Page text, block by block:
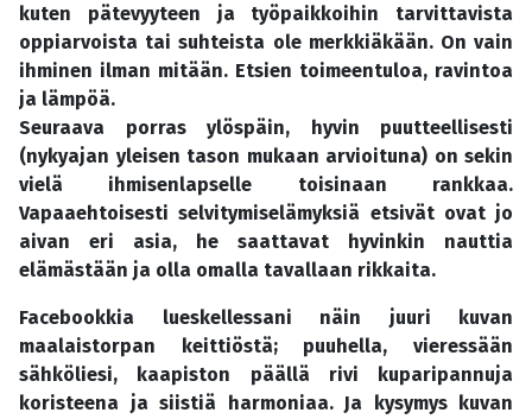
kuten pätevyyteen ja työpaikkoihin tarvittavista
oppiarvoista tai suhteista ole merkkiäkään. On vain
ihminen ilman mitään. Etsien toimeentuloa, ravintoa
ja lämpöä.
Seuraava porras ylöspäin, hyvin puutteellisesti
(nykyajan yleisen tason mukaan arvioituna) on sekin
vielä ihmisenlapselle toisinaan rankkaa.
Vapaaehtoisesti selvitymiselämyksiä etsivät ovat jo
aivan eri asia, he saattavat hyvinkin nauttia
elämästään ja olla omalla tavallaan rikkaita.
Facebookkia lueskellessani näin juuri kuvan
maalaistorpan keittiöstä; puuhella, vieressään
sähköliesi, kaapiston päällä rivi kuparipannuja
koristeena ja siistiä harmoniaa. Ja kysymys kuvan